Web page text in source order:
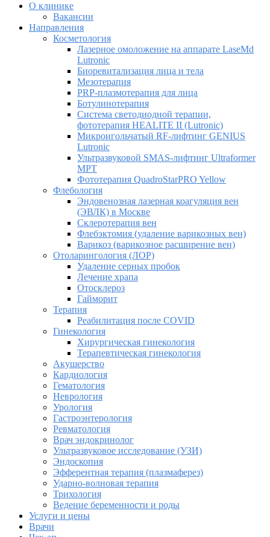
О клинике
Вакансии
Направления
Косметология
Лазерное омоложение на аппарате LaseMd
Lutronic
Биоревитализация лица и тела
Мезотерапия
PRP-плазмотерапия для лица
Ботулинотерапия
Система светодиодной терапии,
фототерапия HEALITE II (Lutronic)
Микроигольчатый RF-лифтинг GENIUS
Lutronic
Ультразвуковой SMAS-лифтинг Ultraformer
MPT
Фототерапия QuadroStarPRO Yellow
Флебология
Эндовенозная лазерная коагуляция вен
(ЭВЛК) в Москве
Склеротерапия вен
Флебэктомия (удаление варикозных вен)
Варикоз (варикозное расширение вен)
Отоларингология (ЛОР)
Удаление серных пробок
Лечение храпа
Отосклероз
Гайморит
Терапия
Реабилитация после COVID
Гинекология
Хирургическая гинекология
Терапевтическая гинекология
Акушерство
Кардиология
Гематология
Неврология
Урология
Гастроэнтерология
Ревматология
Врач эндокринолог
Ультразвуковое исследование (УЗИ)
Эндоскопия
Эфферентная терапия (плазмаферез)
Ударно-волновая терапия
Трихология
Ведение беременности и роды
Услуги и цены
Врачи